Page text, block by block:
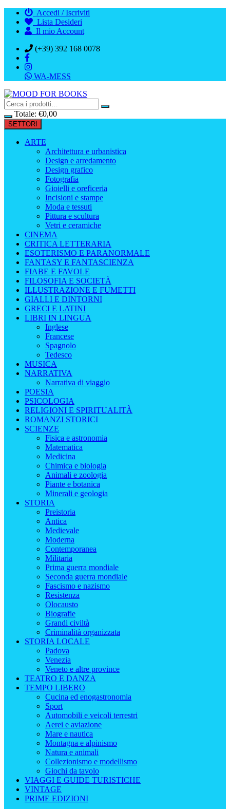
contenuto
Accedi / Iscriviti
Lista Desideri
Il mio Account
(+39) 392 168 0078
WA-MESS
Totale: €0,00
SETTORI
ARTE
Architettura e urbanistica
Design e arredamento
Design grafico
Fotografia
Gioielli e oreficeria
Incisioni e stampe
Moda e tessuti
Pittura e scultura
Vetri e ceramiche
CINEMA
CRITICA LETTERARIA
ESOTERISMO E PARANORMALE
FANTASY E FANTASCIENZA
FIABE E FAVOLE
FILOSOFIA E SOCIETÀ
ILLUSTRAZIONE E FUMETTI
GIALLI E DINTORNI
GRECI E LATINI
LIBRI IN LINGUA
Inglese
Francese
Spagnolo
Tedesco
MUSICA
NARRATIVA
Narrativa di viaggio
POESIA
PSICOLOGIA
RELIGIONI E SPIRITUALITÀ
ROMANZI STORICI
SCIENZE
Fisica e astronomia
Matematica
Medicina
Chimica e biologia
Animali e zoologia
Piante e botanica
Minerali e geologia
STORIA
Preistoria
Antica
Medievale
Moderna
Contemporanea
Militaria
Prima guerra mondiale
Seconda guerra mondiale
Fascismo e nazismo
Resistenza
Olocausto
Biografie
Grandi civiltà
Criminalità organizzata
STORIA LOCALE
Padova
Venezia
Veneto e altre province
TEATRO E DANZA
TEMPO LIBERO
Cucina ed enogastronomia
Sport
Automobili e veicoli terrestri
Aerei e aviazione
Mare e nautica
Montagna e alpinismo
Natura e animali
Collezionismo e modellismo
Giochi da tavolo
VIAGGI E GUIDE TURISTICHE
VINTAGE
PRIME EDIZIONI